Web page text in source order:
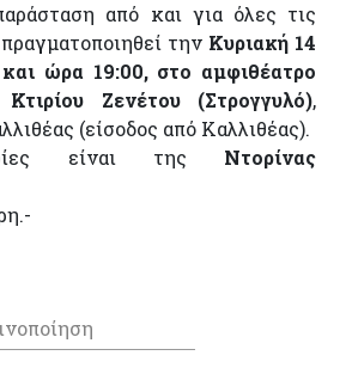
από και για όλες τις
την Κυριακή 14
ώρα 19:00, στο αμφιθέατρο
Ζενέτου (Στρογγυλό),
(είσοδος από Καλλιθέας).
είναι της Ντορίνας